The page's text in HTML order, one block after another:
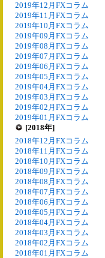
2019年12月FXコラム
2019年11月FXコラム
2019年10月FXコラム
2019年09月FXコラム
2019年08月FXコラム
2019年07月FXコラム
2019年06月FXコラム
2019年05月FXコラム
2019年04月FXコラム
2019年03月FXコラム
2019年02月FXコラム
2019年01月FXコラム
[2018年]
2018年12月FXコラム
2018年11月FXコラム
2018年10月FXコラム
2018年09月FXコラム
2018年08月FXコラム
2018年07月FXコラム
2018年06月FXコラム
2018年05月FXコラム
2018年04月FXコラム
2018年03月FXコラム
2018年02月FXコラム
2018年01月FXコラム